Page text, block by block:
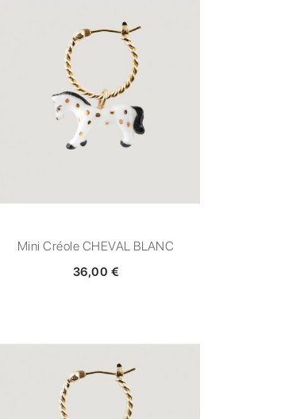
Mini Créole CHEVAL BLANC
36,00 €